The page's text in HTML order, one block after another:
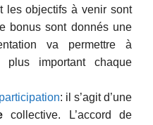
les objectifs à venir sont
bonus sont donnés une
va permettre à
plus important chaque
: il s’agit d’une
collective. L’accord de